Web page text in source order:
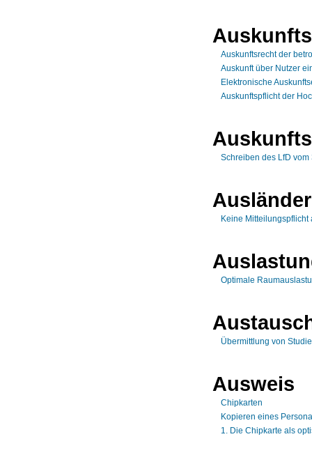
Auskunftsrecht der
Auskunft über Nutzer
Elektronische
Auskunftspflicht der
Schreiben des LfD vom
Keine
Optimale
Übermittlung von
Ausweis
Chipkarten
Kopieren eines
1. Die Chipkarte als